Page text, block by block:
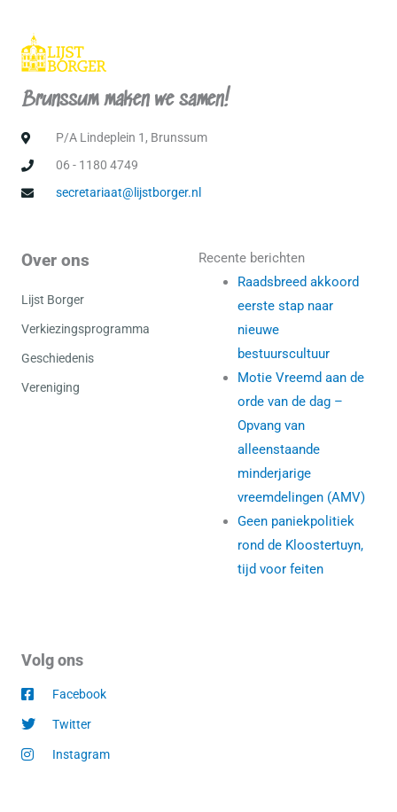
Brunssum maken we samen!
P/A Lindeplein 1, Brunssum
06 - 1180 4749
secretariaat@lijstborger.nl
Over ons
Lijst Borger
Verkiezingsprogramma
Geschiedenis
Vereniging
Recente berichten
Raadsbreed akkoord
eerste stap naar
nieuwe
bestuurscultuur
Motie Vreemd aan de
orde van de dag –
Opvang van
alleenstaande
minderjarige
vreemdelingen (AMV)
Geen paniekpolitiek
rond de Kloostertuyn,
tijd voor feiten
Volg ons
Facebook
Twitter
Instagram